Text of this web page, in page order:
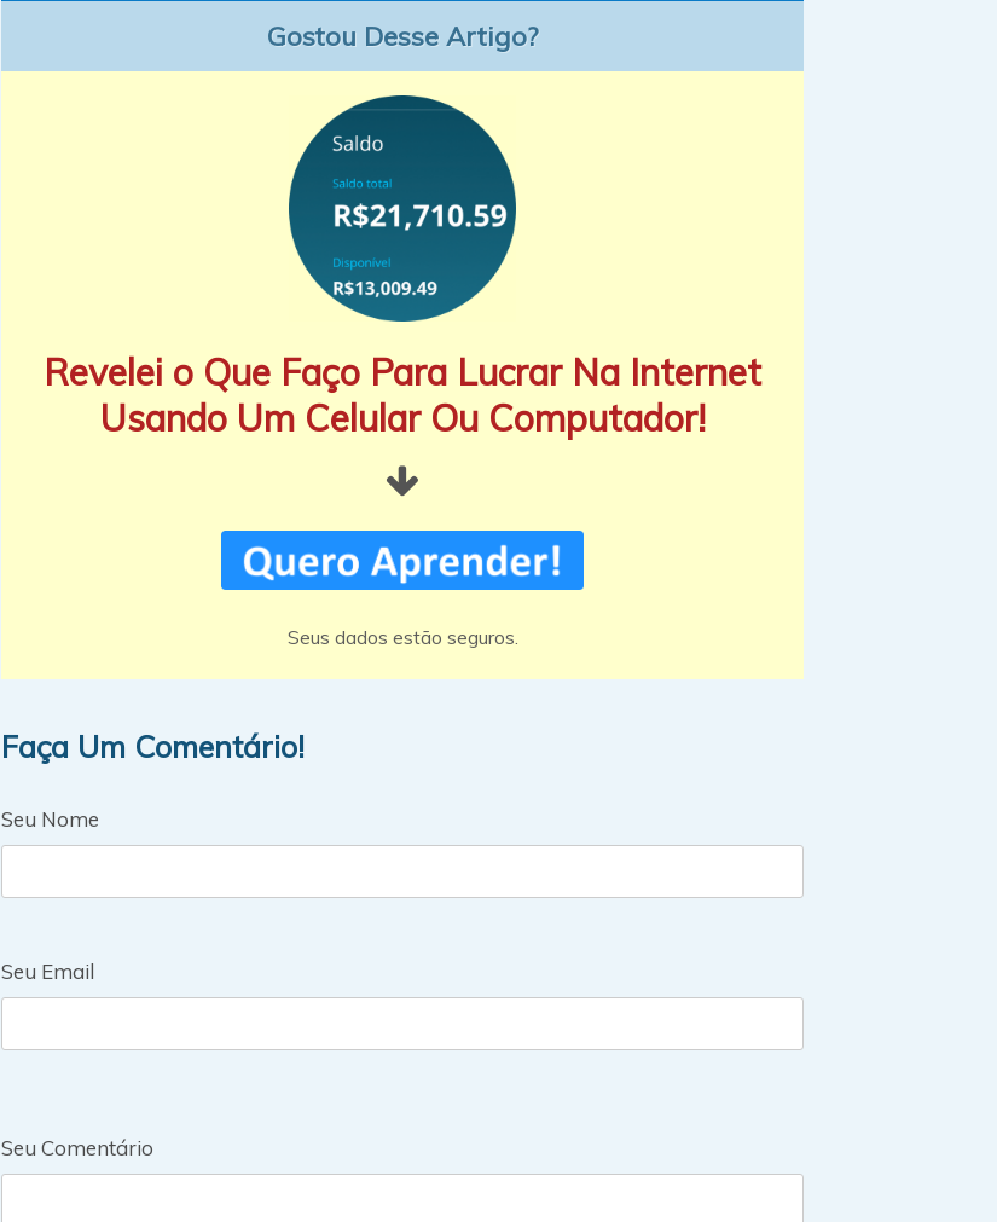
Gostou Desse Artigo?
Revelei o Que Faço Para Lucrar Na Internet
Usando Um Celular Ou Computador!
Seus dados estão seguros.
Faça Um Comentário!
Seu Nome
Seu Email
Seu Comentário